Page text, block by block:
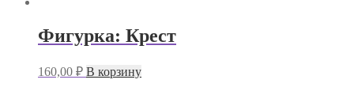
Фигурка: Крест
160,00 ₽ В корзину